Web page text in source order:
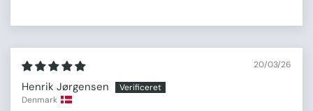
20/03/26
Henrik Jørgensen
Denmark